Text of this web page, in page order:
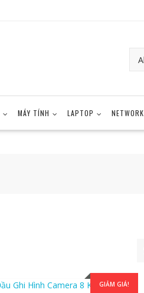
MÁY TÍNH LAPTOP NETWORK
GIẢM GIÁ!